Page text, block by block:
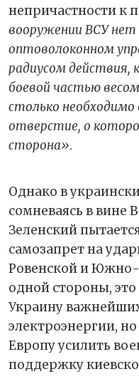
непричастности к
вооружении ВСУ нет
оптоволоконном
радиусом действия,
боевой частью
столько
отверстие, о
сторона».
Однако в
сомневаясь в вине
Зеленский
самозапрет на
Ровенской и Южно-
одной стороны,
Украину
электроэнергии,
Европу усилить
поддержку